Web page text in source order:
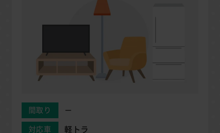
間取り －
対応車 軽トラ